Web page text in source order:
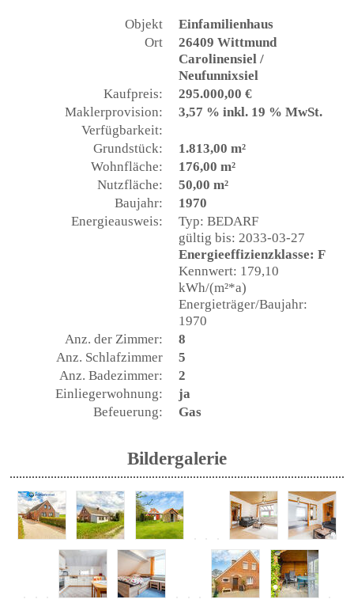
Objekt
Einfamilienhaus
Ort
26409 Wittmund
Carolinensiel /
Neufunnixsiel
Kaufpreis:
295.000,00 €
Maklerprovision:
3,57 % inkl. 19 % MwSt.
Verfügbarkeit:
Grundstück:
1.813,00 m²
Wohnfläche:
176,00 m²
Nutzfläche:
50,00 m²
Baujahr:
1970
Energieausweis:
Typ: BEDARF
gültig bis: 2033-03-27
Energieeffizienzklasse: F
Kennwert: 179,10
kWh/(m²*a)
Energieträger/Baujahr:
1970
Anz. der Zimmer:
8
Anz. Schlafzimmer
5
Anz. Badezimmer:
2
Einliegerwohnung:
ja
Befeuerung:
Gas
Bildergalerie